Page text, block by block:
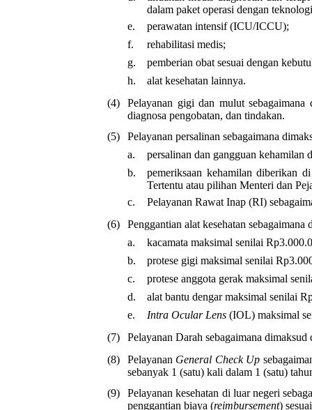
dalam paket operasi dengan
e.
perawatan intensif (ICU/ICCU);
f.
rehabilitasi medis;
g.
pemberian obat sesuai dengan
h.
alat kesehatan lainnya.
(4)
Pelayanan gigi dan mulut
diagnosa pengobatan, dan tindakan.
(5)
Pelayanan persalinan sebagaimana
a.
persalinan dan gangguan kehamilan
b.
pemeriksaan kehamilan diberikan
Tertentu atau pilihan Menteri dan
c.
Pelayanan Rawat Inap (RI)
(6)
Penggantian alat kesehatan
a.
kacamata maksimal senilai
b.
protese gigi maksimal senilai
c.
protese anggota gerak maksimal
d.
alat bantu dengar maksimal senilai
e.
Intra Ocular Lens (IOL) maksimal
(7)
Pelayanan Darah sebagaimana
(8)
Pelayanan General Check Up
sebanyak 1 (satu) kali dalam 1 (satu)
(9)
Pelayanan kesehatan di luar negeri
penggantian biaya (reimbursement)